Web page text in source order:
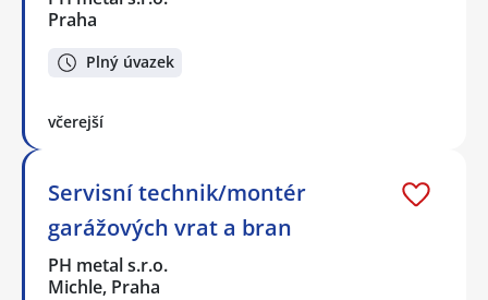
Praha
Plný úvazek
včerejší
Servisní technik/montér
garážových vrat a bran
PH metal s.r.o.
Michle, Praha